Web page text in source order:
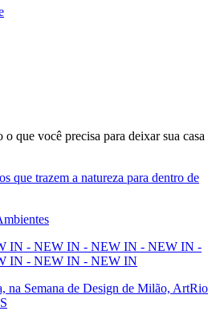
que você precisa para deixar sua casa
que trazem a natureza para dentro de
IN - NEW IN - NEW IN - NEW IN -
IN - NEW IN - NEW IN
na Semana de Design de Milão, ArtRio